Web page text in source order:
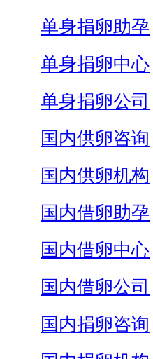
单身捐卵助孕
单身捐卵中心
单身捐卵公司
国内供卵咨询
国内供卵机构
国内借卵助孕
国内借卵中心
国内借卵公司
国内捐卵咨询